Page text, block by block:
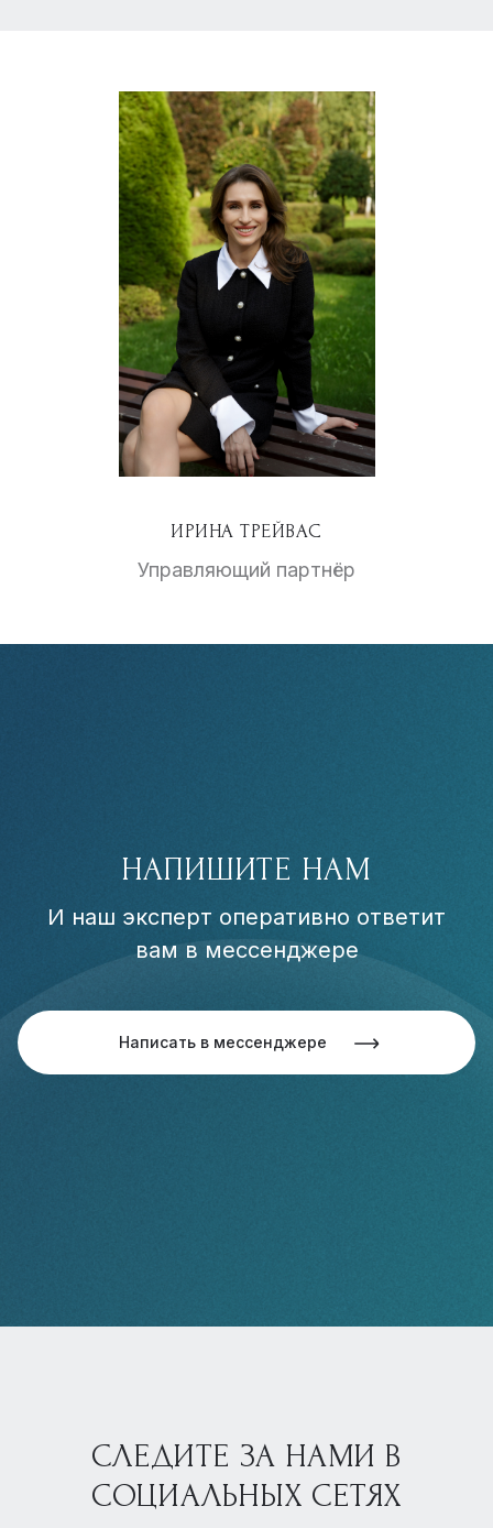
ИРИНА ТРЕЙВАС
Управляющий партнёр
НАПИШИТЕ НАМ
И наш эксперт оперативно ответит
вам в мессенджере
Написать в мессенджере
СЛЕДИТЕ ЗА НАМИ В
СОЦИАЛЬНЫХ СЕТЯХ